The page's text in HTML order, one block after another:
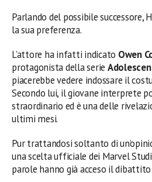
Parlando del possibile successore,
la sua preferenza.
L’attore ha infatti indicato Owen
protagonista della serie
piacerebbe vedere indossare il
Secondo lui, il giovane interprete
straordinario ed è una delle
ultimi mesi.
Pur trattandosi soltanto di
una scelta ufficiale dei Marvel
parole hanno già acceso il